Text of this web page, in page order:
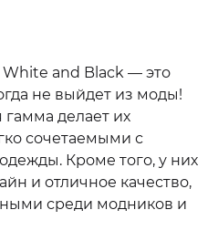
and Black — это
не выйдет из моды!
делает их
сочетаемыми с
Кроме того, у них
и отличное качество,
среди модников и